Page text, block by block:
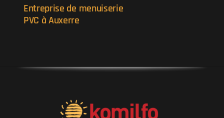
Entreprise de menuiserie
PVC à Auxerre